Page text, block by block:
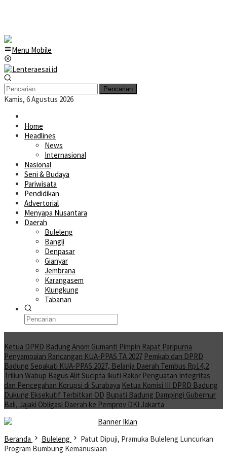
Menu Mobile
Pencarian
Kamis, 6 Agustus 2026
Home
Headlines
News
Internasional
Nasional
Seni & Budaya
Pariwisata
Pendidikan
Advertorial
Menyapa Nusantara
Daerah
Buleleng
Bangli
Denpasar
Gianyar
Jembrana
Karangasem
Klungkung
Tabanan
Ketua DPRD Badung Anom Gumanti Pimpin Rapat Paripurna
Penyampaian Rancangan KUA-PPAS TA 2027 Pemkab dan DPRD
Badung Sepakati KUA-PPAS 2027, Belanja Daerah Tembus Rp14,2
Triliun Wabup Bagus Alit Sucipta Ikuti Rakor Penguatan Integritas
dan Pencegahan Korupsi di Surabaya Ketua Komisi III DPRD Badung
Dukung Eksekutif Terbitkan OD Bupati Badung Dampingi Gubernur
Bali, Jajaki Obligasi Daerah ke Pemprov DKI Jakarta
Beranda Buleleng
Patut Dipuji, Pramuka Buleleng Luncurkan
Program Bumbung Kemanusiaan